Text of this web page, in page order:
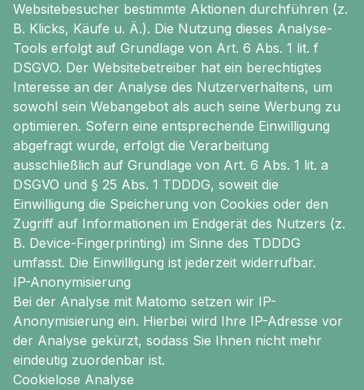
Websitebesucher bestimmte Aktionen durchführen (z.
B. Klicks, Käufe u. Ä.). Die Nutzung dieses Analyse-
Tools erfolgt auf Grundlage von Art. 6 Abs. 1 lit. f
DSGVO. Der Websitebetreiber hat ein berechtigtes
Interesse an der Analyse des Nutzerverhaltens, um
sowohl sein Webangebot als auch seine Werbung zu
optimieren. Sofern eine entsprechende Einwilligung
abgefragt wurde, erfolgt die Verarbeitung
ausschließlich auf Grundlage von Art. 6 Abs. 1 lit. a
DSGVO und § 25 Abs. 1 TDDDG, soweit die
Einwilligung die Speicherung von Cookies oder den
Zugriff auf Informationen im Endgerät des Nutzers (z.
B. Device-Fingerprinting) im Sinne des TDDDG
umfasst. Die Einwilligung ist jederzeit widerrufbar.
IP-Anonymisierung
Bei der Analyse mit Matomo setzen wir IP-
Anonymisierung ein. Hierbei wird Ihre IP-Adresse vor
der Analyse gekürzt, sodass Sie Ihnen nicht mehr
eindeutig zuordenbar ist.
Cookielose Analyse